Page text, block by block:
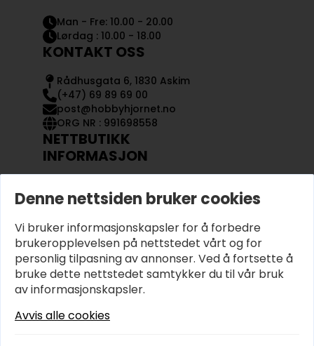
Man - Fre: 10.00 - 20.00
Lørdag : 10.00 - 18.00
KONTAKT OSS
Rådhusgata 6, 1830 Askim
(+47) 69 89 69 00
post@hobbyhjornet.no
ORG NR : 991698558
NETTBUTIKK
INFORMASJON
OM OSS
KJØPSVILKÅR OG BETINGELSER
PERSONVERN
Denne nettsiden bruker cookies
Vi bruker informasjonskapsler for å forbedre
brukeropplevelsen på nettstedet vårt og for
personlig tilpasning av annonser. Ved å fortsette å
bruke dette nettstedet samtykker du til vår bruk
av informasjonskapsler.
Avvis alle cookies